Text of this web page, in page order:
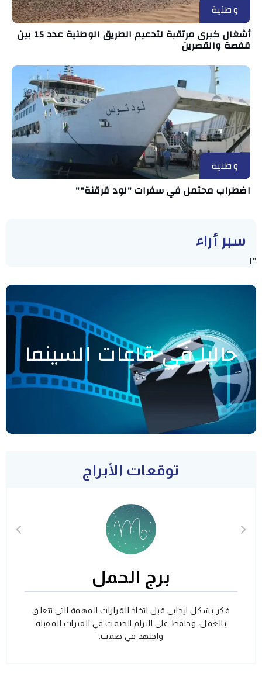
وطنية
أشغال كبرى مرتقبة لتدعيم الطريق الوطنية عدد 15 بين
قفصة والقصرين
وطنية
اضطراب محتمل في سفرات "لود قرقنة""
سبر أراء
"]
حاليا في قاعات السينما
توقعات الأبراج
برج الحمل
فكر بشكل ايجابي قبل اتخاذ القرارات المهمة التي تتعلق
بالعمل، وحافظ على التزام الصمت في الفترات المقبلة
واجتهد في صمت.